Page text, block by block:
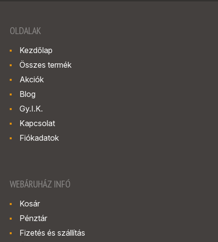
OLDALAK
Kezdőlap
Összes termék
Akciók
Blog
Gy.I.K.
Kapcsolat
Fiókadatok
WEBÁRUHÁZ INFÓ
Kosár
Pénztár
Fizetés és szállítás